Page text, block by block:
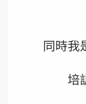
同時我
培